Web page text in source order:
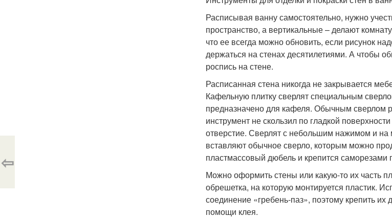
Расписывая ванну самостоятельно, нужно
пространство, а вертикальные – делают
что ее всегда можно обновить, если рисунок
держаться на стенах десятилетиями. А чтобы
роспись на стене.
Расписанная стена никогда не закрывается
Кафельную плитку сверлят специальным
предназначено для кафеля. Обычным сверлом
инструмент не скользил по гладкой
отверстие. Сверлят с небольшим нажимом и на
вставляют обычное сверло, которым можно
пластмассовый дюбель и крепится саморезами
Можно оформить стены или какую-то их часть
обрешетка, на которую монтируется пластик.
соединение «гребень-паз», поэтому крепить
помощи клея.
⇦